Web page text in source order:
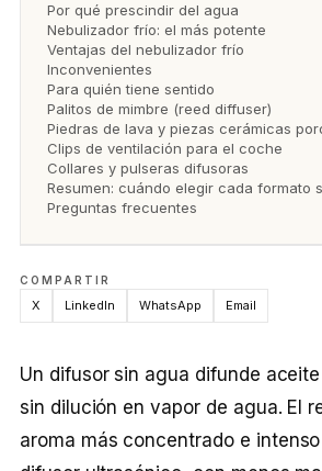
Por qué prescindir del agua
Nebulizador frío: el más potente
Ventajas del nebulizador frío
Inconvenientes
Para quién tiene sentido
Palitos de mimbre (reed diffuser)
Piedras de lava y piezas cerámicas
Clips de ventilación para el coche
Collares y pulseras difusoras
Resumen: cuándo elegir cada formato
Preguntas frecuentes
COMPARTIR
X LinkedIn WhatsApp Email
Un difusor sin agua difunde
sin dilución en vapor de agua. El
aroma más concentrado e